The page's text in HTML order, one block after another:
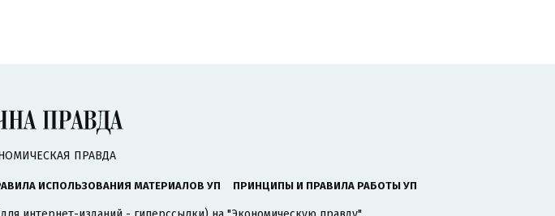
ПРАВДА
ИСПОЛЬЗОВАНИЯ МАТЕРИАЛОВ УП ПРИНЦИПЫ И ПРАВИЛА РАБОТЫ УП